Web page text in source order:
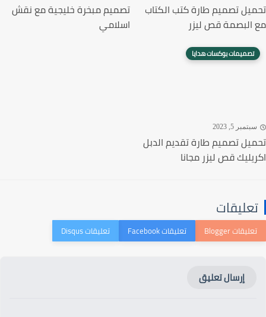
تصميم طارة كتب الكتاب
قص ليزر
تصميم مبخرة خليجية مع نقش
اسلامي
تصميمات بوكسات هدايا
5, 2023
تصميم طارة تقديم الدبل
قص ليزر مجانا
إرسال تعليق